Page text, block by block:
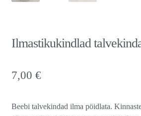
Ilmastikukindlad
7,00 €
Beebi talvekindad ilma pöidlata.